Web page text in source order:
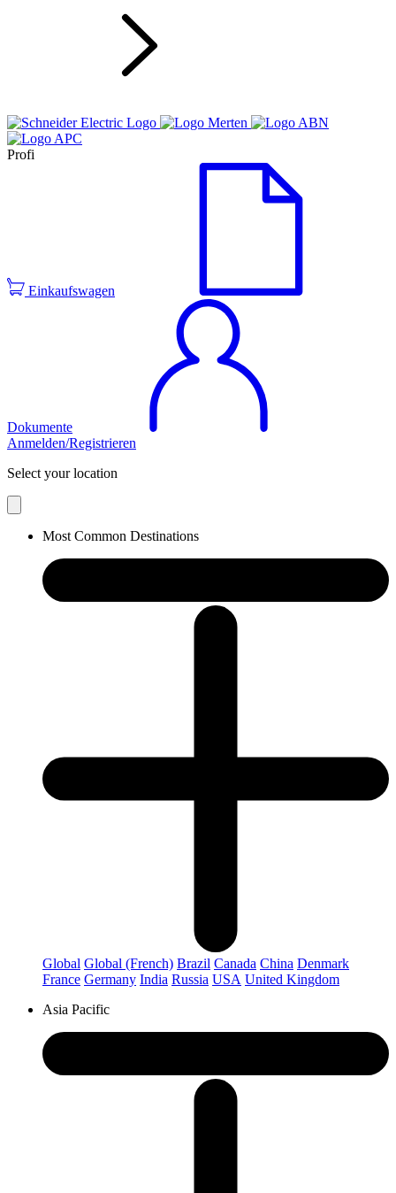
Profi
Einkaufswagen
Dokumente
Anmelden/Registrieren
Select your location
Most Common Destinations
Global Global (French) Brazil Canada China Denmark
France Germany India Russia USA United Kingdom
Asia Pacific